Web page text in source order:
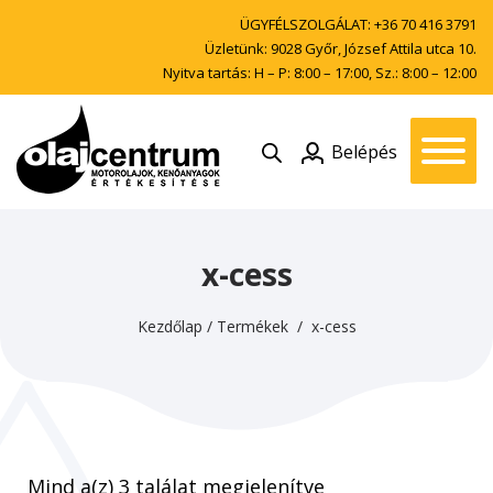
ÜGYFÉLSZOLGÁLAT: +36 70 416 3791
Üzletünk: 9028 Győr, József Attila utca 10.
Nyitva tartás: H – P: 8:00 – 17:00, Sz.: 8:00 – 12:00
Belépés
x-cess
Kezdőlap / Termékek/ x-cess
Mind a(z) 3 találat megjelenítve